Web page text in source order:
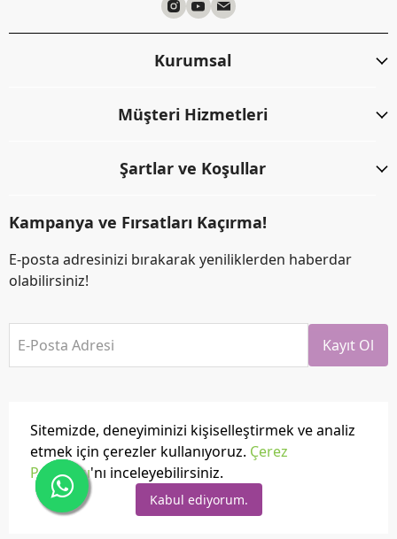
Sitemizde, deneyiminizi kişiselleştirmek ve analiz
etmek için çerezler kullanıyoruz. Çerez
Politikası'nı inceleyebilirsiniz.
Kabul ediyorum.
Kurumsal
Müşteri Hizmetleri
Şartlar ve Koşullar
Kampanya ve Fırsatları Kaçırma!
E-posta adresinizi bırakarak yeniliklerden haberdar
olabilirsiniz!
E-Posta Adresi Kayıt Ol
Tüm hakları saklıdır.
Powered by ikas